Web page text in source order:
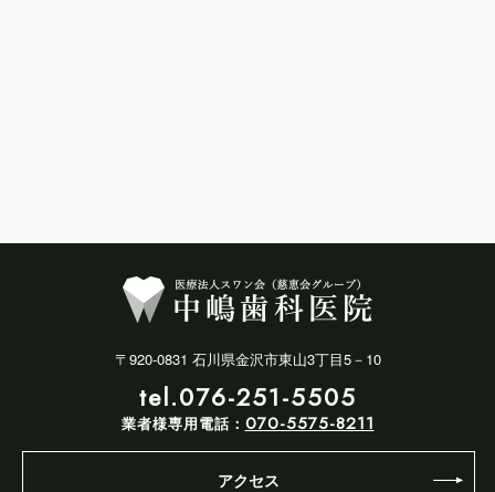
〒920-0831 石川県金沢市東山3丁目5－10
tel.076-251-5505
業者様専用電話： 070-5575-8211
アクセス